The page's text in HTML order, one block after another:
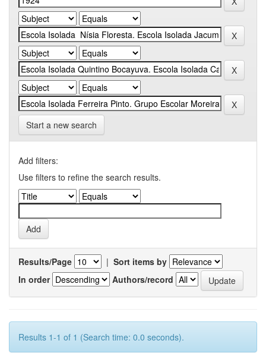
Start a new search
Add filters:
Use filters to refine the search results.
Results/Page | Sort items by
In order
Authors/record
Results 1-1 of 1 (Search time: 0.0 seconds).